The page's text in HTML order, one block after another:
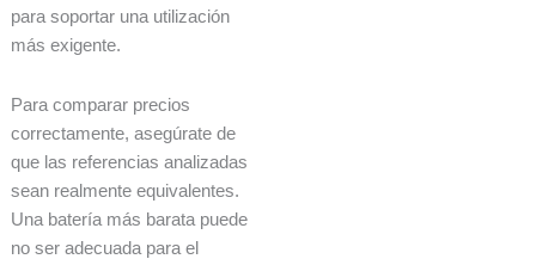
para soportar una utilización
más exigente.
Para comparar precios
correctamente, asegúrate de
que las referencias analizadas
sean realmente equivalentes.
Una batería más barata puede
no ser adecuada para el